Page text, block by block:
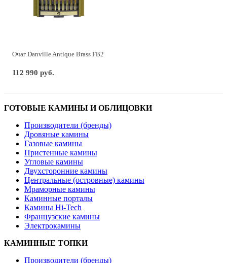
Очаг Danville Antique Brass FB2
112 990 руб.
ГОТОВЫЕ КАМИНЫ И ОБЛИЦОВКИ
Производители (бренды)
Дровяные камины
Газовые камины
Пристенные камины
Угловые камины
Двухсторонние камины
Центральные (островные) камины
Мраморные камины
Каминные порталы
Камины Hi-Tech
Французские камины
Электрокамины
КАМИННЫЕ ТОПКИ
Производители (бренды)